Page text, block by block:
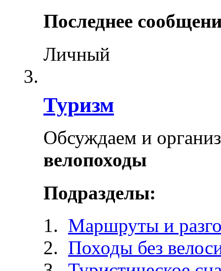
Последнее
Личный
Туризм
Обсуждаем и
велопоходы
Подразделы:
Маршруты и
Походы без